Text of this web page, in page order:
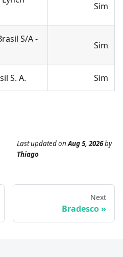
Sim
S/A -
Sim
S. A. Sim
Last updatedonAug 5, 2026by
Thiago
Next
Bradesco